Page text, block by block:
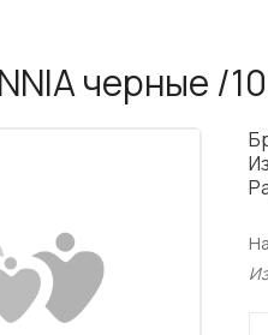
черные /